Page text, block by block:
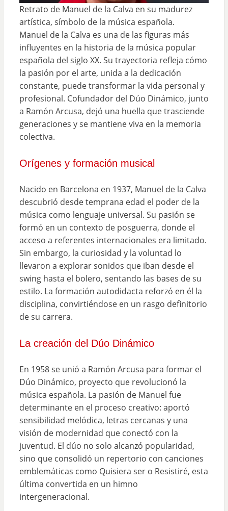
Retrato de Manuel de la Calva en su madurez
artística, símbolo de la música española.
Manuel de la Calva es una de las figuras más
influyentes en la historia de la música popular
española del siglo XX. Su trayectoria refleja cómo
la pasión por el arte, unida a la dedicación
constante, puede transformar la vida personal y
profesional. Cofundador del Dúo Dinámico, junto
a Ramón Arcusa, dejó una huella que trasciende
generaciones y se mantiene viva en la memoria
colectiva.
Orígenes y formación musical
Nacido en Barcelona en 1937, Manuel de la Calva
descubrió desde temprana edad el poder de la
música como lenguaje universal. Su pasión se
formó en un contexto de posguerra, donde el
acceso a referentes internacionales era limitado.
Sin embargo, la curiosidad y la voluntad lo
llevaron a explorar sonidos que iban desde el
swing hasta el bolero, sentando las bases de su
estilo. La formación autodidacta reforzó en él la
disciplina, convirtiéndose en un rasgo definitorio
de su carrera.
La creación del Dúo Dinámico
En 1958 se unió a Ramón Arcusa para formar el
Dúo Dinámico, proyecto que revolucionó la
música española. La pasión de Manuel fue
determinante en el proceso creativo: aportó
sensibilidad melódica, letras cercanas y una
visión de modernidad que conectó con la
juventud. El dúo no solo alcanzó popularidad,
sino que consolidó un repertorio con canciones
emblemáticas como Quisiera ser o Resistiré, esta
última convertida en un himno
intergeneracional.